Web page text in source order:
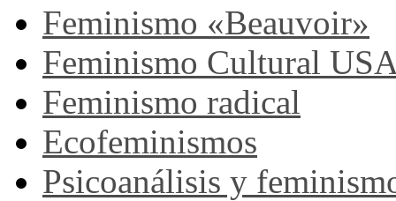
Feminismo «Beauvoir»
Feminismo Cultural
Feminismo radical
Ecofeminismos
Psicoanálisis y